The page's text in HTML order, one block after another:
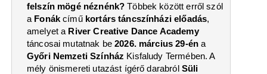
felszín mögé néznénk? Többek között erről szól
a Fonák című kortárs táncszínházi előadás,
amelyet a River Creative Dance Academy
táncosai mutatnak be2026. március 29-éna
Győri Nemzeti Színház Kisfaludy Termében. A
mély önismereti utazást ígérő darabról Süli